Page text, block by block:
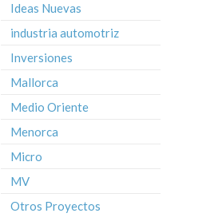
Ideas Nuevas
industria automotriz
Inversiones
Mallorca
Medio Oriente
Menorca
Micro
MV
Otros Proyectos